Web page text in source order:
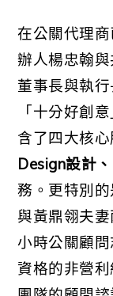
在公關代理
辦人楊忠翰
董事長與執
「十分好創
含了四大核心
Design設計
務。更特別
與黃鼎翎夫
小時公關顧
資格的非營